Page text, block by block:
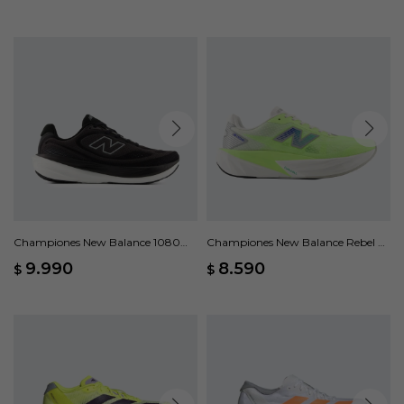
Championes New Balance 1080
$ 9.990
Championes New Balance Rebel V5
$ 8.590